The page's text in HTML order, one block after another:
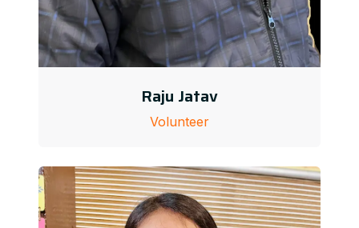
Raju Jatav
Volunteer